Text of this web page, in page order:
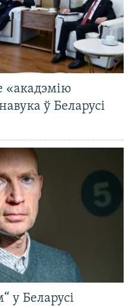
«акадэмію
ў Беларусі
у Беларусі